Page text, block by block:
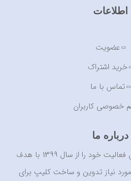
اطلاعات
عضویت
خرید اشتراک
تماس با ما
خصوصی کاربران
درباره ما
سایت پرو جی اف ایکس فعالیت خود را از سال 1399 با هدف
مورد نیاز تدوین و ساخت کلیپ برای